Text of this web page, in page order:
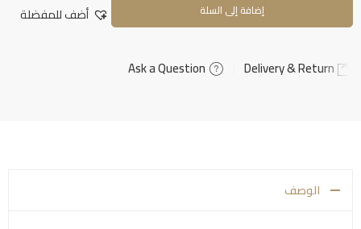
إضافة إلى السلة أضف للمفضلة
الوصف